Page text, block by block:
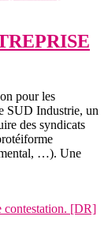
pour les
SUD Industrie, un
des syndicats
…). Une